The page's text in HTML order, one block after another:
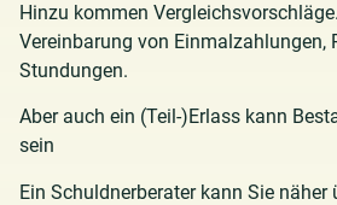
Hinzu kommen
Vereinbarung von Einmalzahlungen,
Stundungen.
Aber auch ein (Teil-)Erlass kann
sein
Ein Schuldnerberater kann Sie näher